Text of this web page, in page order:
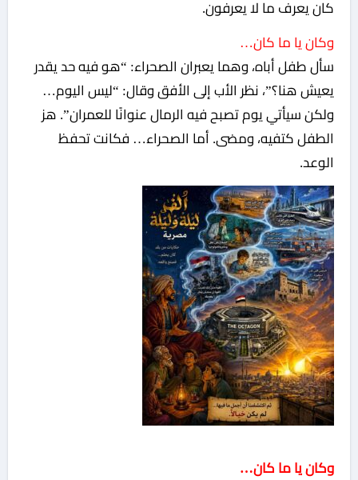
كان يعرف ما لا يعرفون.
وكان يا ما كان…
سأل طفل أباه، وهما يعبران الصحراء: “هو فيه حد يقدر
يعيش هنا؟”، نظر الأب إلى الأفق وقال: “ليس اليوم…
ولكن سيأتي يوم تصبح فيه الرمال عنوانًا للعمران”. هز
الطفل كتفيه، ومضى. أما الصحراء… فكانت تحفظ
الوعد.
وكان يا ما كان…